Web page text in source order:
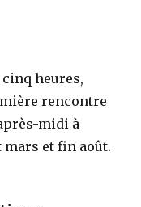
heures,
rencontre
midi à
mars et fin août.